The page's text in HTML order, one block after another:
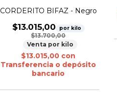
CORDERITO BIFAZ - Negro
$13.015,00 por kilo
$13.700,00
Venta por kilo
$13.015,00 con
Transferencia o depósito
bancario